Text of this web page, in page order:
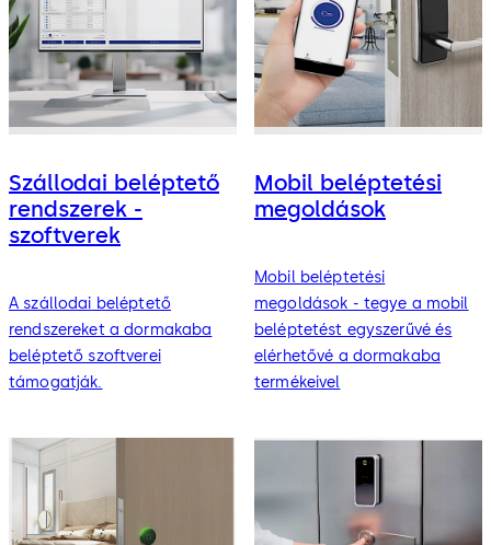
Szállodai beléptető
rendszerek -
szoftverek
A szállodai beléptető
rendszereket a dormakaba
beléptető szoftverei
támogatják.
Mobil beléptetési
megoldások
Mobil beléptetési
megoldások - tegye a mobil
beléptetést egyszerűvé és
elérhetővé a dormakaba
termékeivel